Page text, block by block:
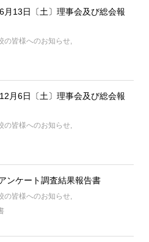
13日〔土〕理事会及び総会報
の皆様へのお知らせ
月6日〔土〕理事会及び総会報
の皆様へのお知らせ,
ンケート調査結果報告書
の皆様へのお知らせ,